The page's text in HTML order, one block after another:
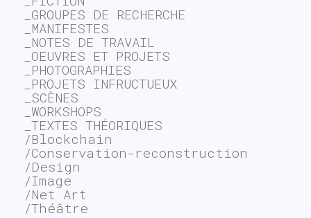
_GROUPES DE RECHERCHE
_MANIFESTES
_NOTES DE TRAVAIL
_OEUVRES ET PROJETS
_PHOTOGRAPHIES
_PROJETS INFRUCTUEUX
_SCÈNES
_WORKSHOPS
_TEXTES THÉORIQUES
/Blockchain
/Conservation-reconstruction
/Design
/Image
/Net Art
/Théâtre